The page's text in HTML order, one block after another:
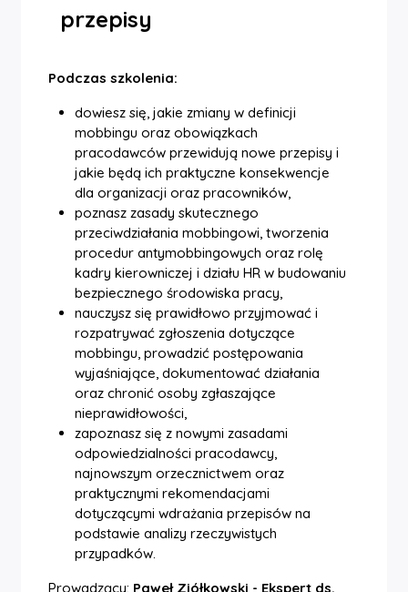
przepisy
Podczas szkolenia:
dowiesz się, jakie zmiany w definicji
mobbingu oraz obowiązkach
pracodawców przewidują nowe przepisy i
jakie będą ich praktyczne konsekwencje
dla organizacji oraz pracowników,
poznasz zasady skutecznego
przeciwdziałania mobbingowi, tworzenia
procedur antymobbingowych oraz rolę
kadry kierowniczej i działu HR w budowaniu
bezpiecznego środowiska pracy,
nauczysz się prawidłowo przyjmować i
rozpatrywać zgłoszenia dotyczące
mobbingu, prowadzić postępowania
wyjaśniające, dokumentować działania
oraz chronić osoby zgłaszające
nieprawidłowości,
zapoznasz się z nowymi zasadami
odpowiedzialności pracodawcy,
najnowszym orzecznictwem oraz
praktycznymi rekomendacjami
dotyczącymi wdrażania przepisów na
podstawie analizy rzeczywistych
przypadków.
Prowadzący: Paweł Ziółkowski - Ekspert ds.